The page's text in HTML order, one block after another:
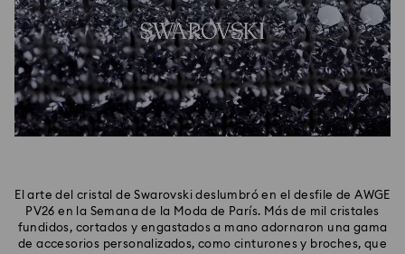
El arte del cristal de Swarovski deslumbró en el desfile de AWGE
PV26 en la Semana de la Moda de París. Más de mil cristales
fundidos, cortados y engastados a mano adornaron una gama
de accesorios personalizados, como cinturones y broches, que